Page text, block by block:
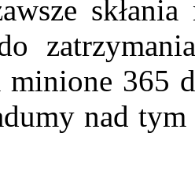
365
nad